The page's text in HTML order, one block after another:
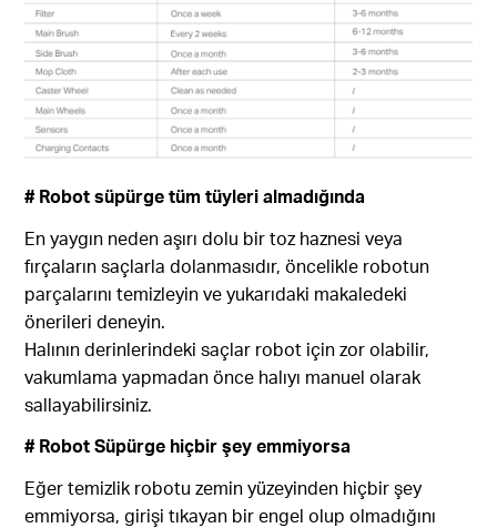
# Robot süpürge tüm tüyleri almadığında
En yaygın neden aşırı dolu bir toz haznesi veya
fırçaların saçlarla dolanmasıdır, öncelikle robotun
parçalarını temizleyin ve yukarıdaki makaledeki
önerileri deneyin.
Halının derinlerindeki saçlar robot için zor olabilir,
vakumlama yapmadan önce halıyı manuel olarak
sallayabilirsiniz.
# Robot Süpürge hiçbir şey emmiyorsa
Eğer temizlik robotu zemin yüzeyinden hiçbir şey
emmiyorsa, girişi tıkayan bir engel olup olmadığını